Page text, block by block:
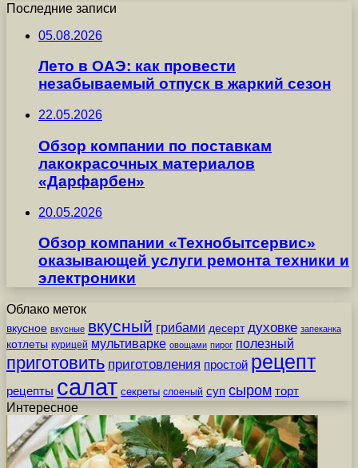
Последние записи
05.08.2026
Лето в ОАЭ: как провести
незабываемый отпуск в жаркий сезон
22.05.2026
Обзор компании по поставкам
лакокрасочных материалов
«Дарфарбен»
20.05.2026
Обзор компании «Технобытсервис»
оказывающей услуги ремонта техники и
электроники
Облако меток
вкусное вкусные вкусный грибами десерт духовке запеканка
котлеты курицей мультиварке овощами пирог полезный
приготовить приготовления простой рецепт
рецепты салат секреты слоеный суп сыром торт
Интересное